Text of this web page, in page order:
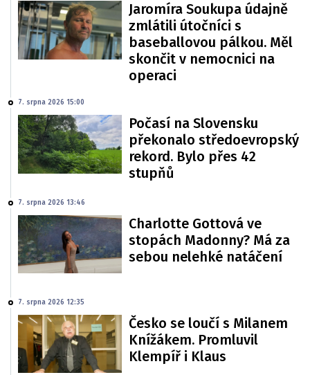
Jaromíra Soukupa údajně
zmlátili útočníci s
baseballovou pálkou. Měl
skončit v nemocnici na
operaci
7. srpna 2026 15:00
Počasí na Slovensku
překonalo středoevropský
rekord. Bylo přes 42
stupňů
7. srpna 2026 13:46
Charlotte Gottová ve
stopách Madonny? Má za
sebou nelehké natáčení
7. srpna 2026 12:35
Česko se loučí s Milanem
Knížákem. Promluvil
Klempíř i Klaus